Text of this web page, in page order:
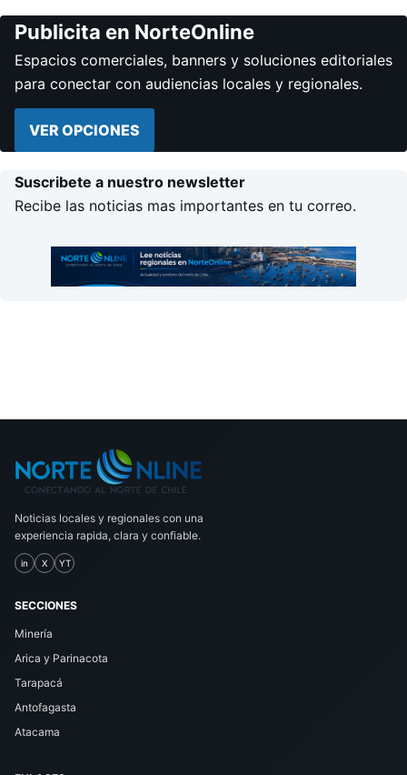
Publicita en NorteOnline
Espacios comerciales, banners y soluciones editoriales
para conectar con audiencias locales y regionales.
VER OPCIONES
Suscribete a nuestro newsletter
Recibe las noticias mas importantes en tu correo.
Noticias locales y regionales con una
experiencia rapida, clara y confiable.
in X YT
SECCIONES
Minería
Arica y Parinacota
Tarapacá
Antofagasta
Atacama